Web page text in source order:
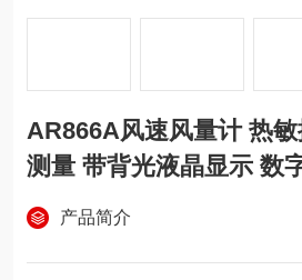
AR866A风速风量计 热
测量 带背光液晶显示 数
产品简介